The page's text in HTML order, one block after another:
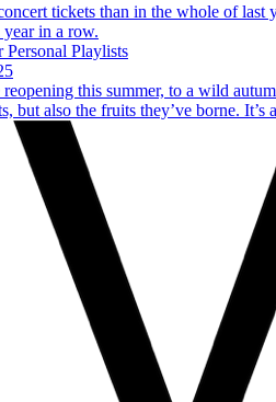
tickets than in the whole of last
in a row.
Playlists
this summer, to a wild
also the fruits they’ve borne.